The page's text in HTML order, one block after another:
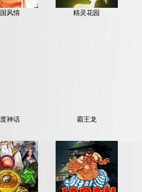
风情 精灵花园
神话 霸王龙